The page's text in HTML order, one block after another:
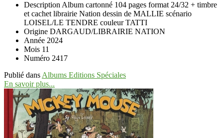
Description Album cartonné 104 pages format 24/32 + timbre
et cachet librairie Nation dessin de MALLIE scénario
LOISEL/LE TENDRE couleur TATTI
Origine DARGAUD/LIBRAIRIE NATION
Année 2024
Mois 11
Numéro 2417
Publié dans Albums Editions Spéciales
En savoir plus...